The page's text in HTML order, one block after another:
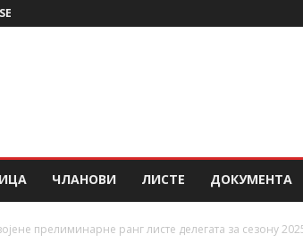
ЧЛАНОВИ ЛИСТЕ ДОКУМЕНТА
прелиминарне ранг листе делегата за сезону